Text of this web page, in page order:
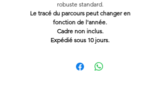
robuste standard.
Le tracé du parcours peut changer en
fonction de l'année.
Cadre non inclus.
Expédié sous 10 jours.